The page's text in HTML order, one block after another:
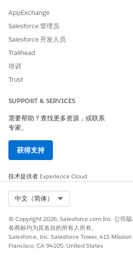
AppExchange
Salesforce 管理员
Salesforce 开发人员
Trailhead
培训
Trust
SUPPORT & SERVICES
需要帮助？查找更多资源，或联系
专家。
获得支持
技术提供者 Experience Cloud
中文（简体）
© Copyright 2026, Salesforce.com Inc. 公司
各商标均为其各自的所有人所有。
Salesforce, Inc. Salesforce Tower, 415
Francisco, CA 94105, United States